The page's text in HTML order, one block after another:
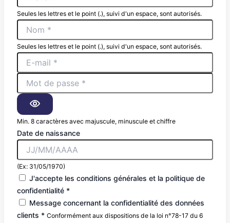
Seules les lettres et le point (.), suivi d'un espace, sont autorisés.
Seules les lettres et le point (.), suivi d'un espace, sont autorisés.
Min. 8 caractères avec majuscule, minuscule et chiffre
Date de naissance
(Ex: 31/05/1970)
J'accepte les conditions générales et la politique de
confidentialité *
Message concernant la confidentialité des données
clients * Conformément aux dispositions de la loi n°78-17 du 6